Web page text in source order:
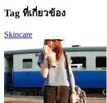
Tag ที่เกี่ยวข้อง
Skincare